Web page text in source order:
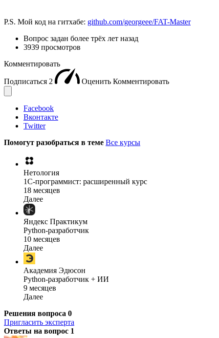
P.S. Мой код на гитхабе: github.com/georgeee/FAT-Master
Вопрос задан более трёх лет назад
3939 просмотров
Комментировать
Подписаться 2 Оценить Комментировать
Facebook
Вконтакте
Twitter
Помогут разобраться в теме Все курсы
Нетология
1C-программист: расширенный курс
18 месяцев
Далее
Яндекс Практикум
Python-разработчик
10 месяцев
Далее
Академия Эдюсон
Python-разработчик + ИИ
9 месяцев
Далее
Решения вопроса 0
Пригласить эксперта
Ответы на вопрос 1